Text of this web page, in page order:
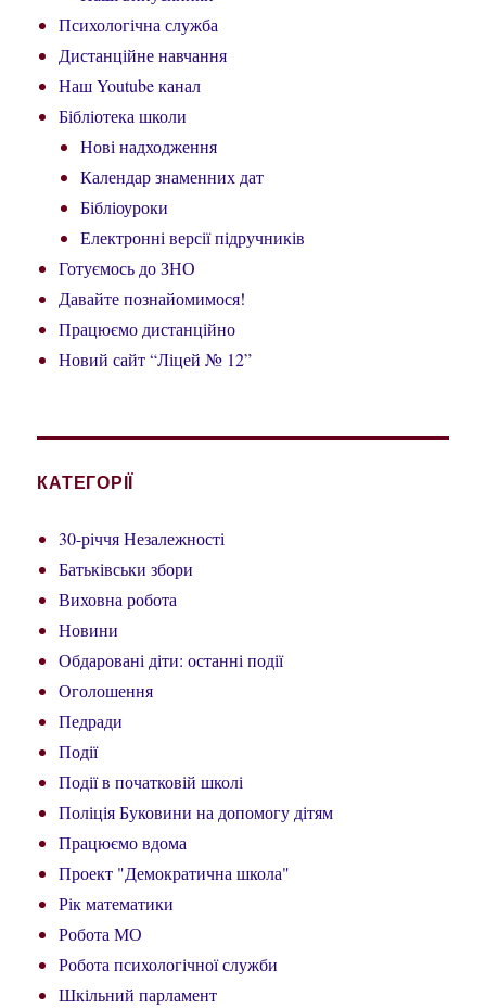
Психологічна служба
Дистанційне навчання
Наш Youtube канал
Бібліотека школи
Нові надходження
Календар знаменних дат
Бібліоуроки
Електронні версії підручників
Готуємось до ЗНО
Давайте познайомимося!
Працюємо дистанційно
Новий сайт “Ліцей № 12”
КАТЕГОРІЇ
30-річчя Незалежності
Батьківськи збори
Виховна робота
Новини
Обдаровані діти: останні події
Оголошення
Педради
Події
Події в початковій школі
Поліція Буковини на допомогу дітям
Працюємо вдома
Проект "Демократична школа"
Рік математики
Робота МО
Робота психологічної служби
Шкільний парламент